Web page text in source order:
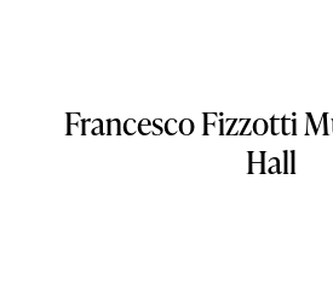
Francesco Fizzotti
Hall